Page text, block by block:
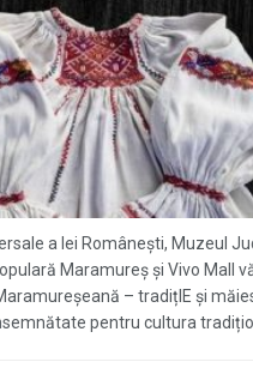
a Iei Românești, Muzeul
Maramureș și Vivo Mall
– tradițIE și
pentru cultura